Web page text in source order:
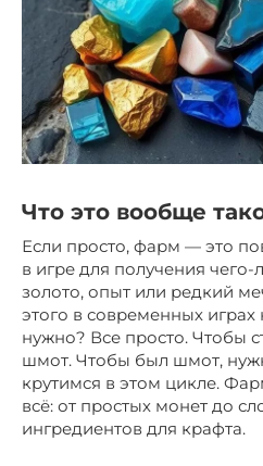
Что это вообще
Если просто, фарм — это
в игре для получения
золото, опыт или редкий
этого в современных играх
нужно? Все просто. Чтобы
шмот. Чтобы был шмот,
крутимся в этом цикле.
всё: от простых монет до
ингредиентов для крафта.